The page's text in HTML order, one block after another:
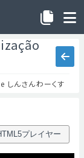
んさんわーくす
プレイヤー